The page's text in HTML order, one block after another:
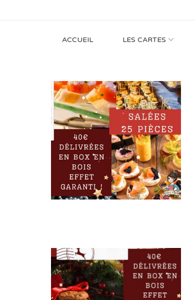
ACCUEIL LES CARTES